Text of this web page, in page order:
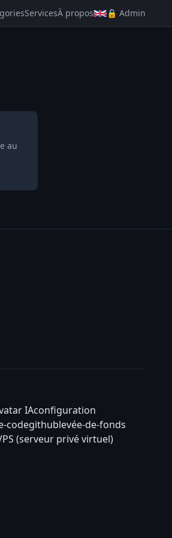
ServicesÀ propos 🔒 Admin
au
IAconfiguration
codegithublevée-de-fonds
(serveur privé virtuel)